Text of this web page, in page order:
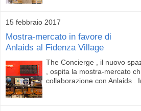
15 febbraio 2017
Mostra-mercato in favore di
Anlaids al Fidenza Village
The Concierge , il nuovo
, ospita la mostra-mercato
collaborazione con Anlaids .